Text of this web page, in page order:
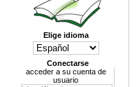
Elige idioma
Conectarse
acceder a su cuenta de
usuario